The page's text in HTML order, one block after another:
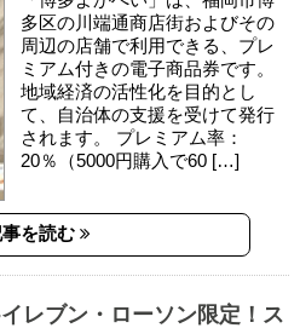
多区の川端通商店街およびその
周辺の店舗で利用できる、プレ
ミアム付きの電子商品券です。
地域経済の活性化を目的とし
て、自治体の支援を受けて発行
されます。 プレミアム率：
20％（5000円購入で60 […]
を読む
イレブン・ローソン限定！ス